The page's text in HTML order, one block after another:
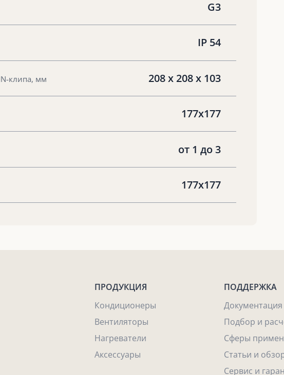
G3
IP 54
клипа, мм 208 х 208 х 103
177x177
от 1 до 3
177x177
ПРОДУКЦИЯ
Кондиционеры
Вентиляторы
Нагреватели
Аксессуары
ПОДДЕРЖКА
Документация
Подбор и
Сферы
Статьи и
Сервис и